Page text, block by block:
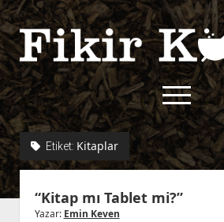
Fikir
Kazanı
menüyü
aç
twitterfacebook
rss
Kullanım Koşulları
Kurallar
Etiket: Kitaplar
“Kitap mı Tablet mi?”
Yazar: Emin Keven